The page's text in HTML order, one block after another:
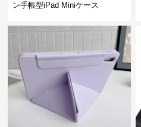
ン手帳型iPad Miniケース